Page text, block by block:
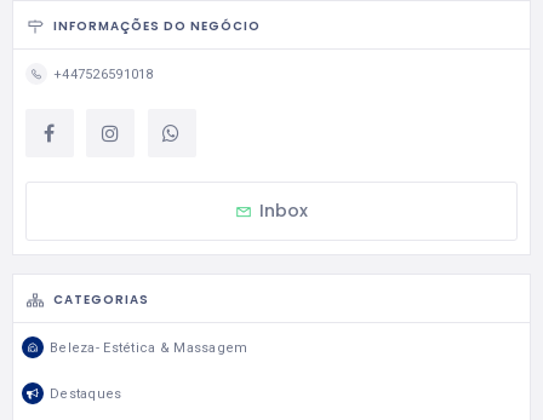
INFORMAÇÕES DO NEGÓCIO
+447526591018
Inbox
CATEGORIAS
Beleza- Estética & Massagem
Destaques